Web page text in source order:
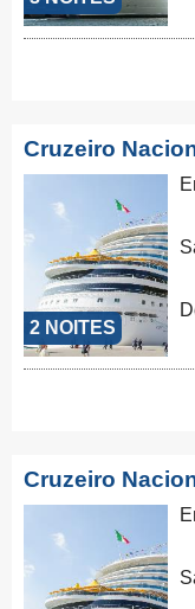
Cruzeiro
2 NOITES
Cruzeiro